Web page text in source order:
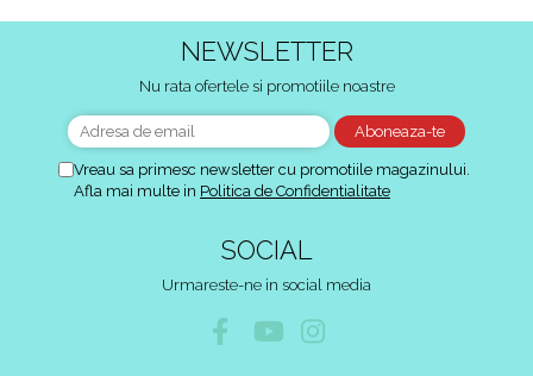
NEWSLETTER
Nu rata ofertele si promotiile noastre
Vreau sa primesc newsletter cu promotiile magazinului.
Afla mai multe in Politica de Confidentialitate
SOCIAL
Urmareste-ne in social media